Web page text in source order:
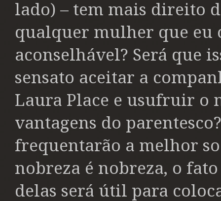
lado) – tem mais direito
qualquer mulher que eu
aconselhável? Será que
sensato aceitar a
Laura Place e usufruir o
vantagens do
frequentarão a melhor
nobreza é nobreza, o
delas será útil para